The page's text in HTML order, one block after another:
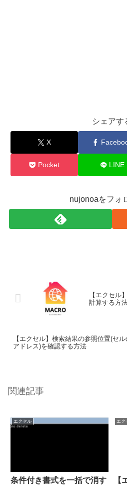
シェアす
X
Pocket LINE
nujonoaをフォ
【エクセル
計算する方
【エクセル】検索結果の参照位置(セル
アドレス)を確認する方法
関連記事
エクセル
条件付き書式を一括で消す
エク
【